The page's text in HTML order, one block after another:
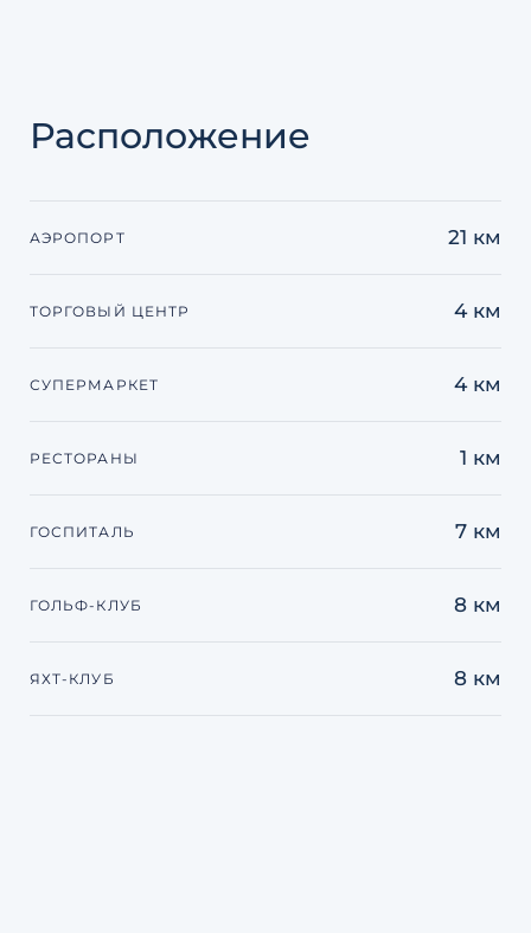
Расположение
АЭРОПОРТ 21 км
ТОРГОВЫЙ ЦЕНТР 4 км
СУПЕРМАРКЕТ 4 км
РЕСТОРАНЫ 1 км
ГОСПИТАЛЬ 7 км
ГОЛЬФ-КЛУБ 8 км
ЯХТ-КЛУБ 8 км